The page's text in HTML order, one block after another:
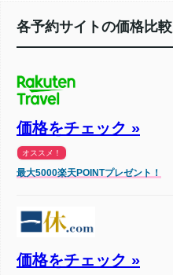
各予約サイトの価格比較
価格をチェック »
オススメ！
最大5000楽天POINTプレゼント！
価格をチェック »